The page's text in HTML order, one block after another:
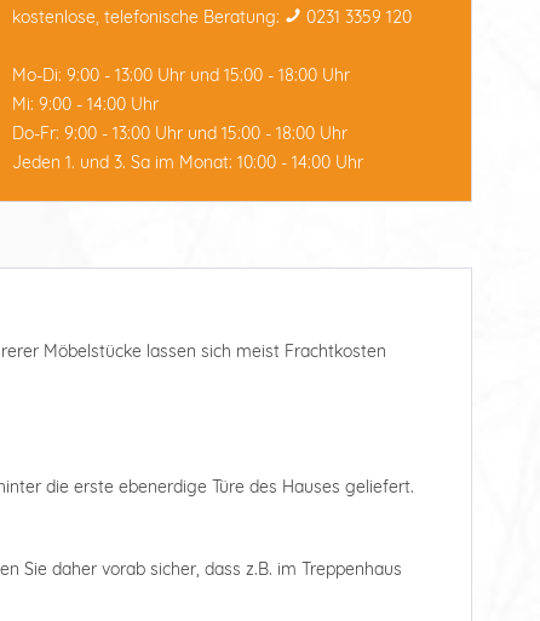
kostenlose, telefonische Beratung:
0231 3359 120
Mo-Di: 9:00 - 13:00 Uhr und 15:00 - 18:00 Uhr
Mi: 9:00 - 14:00 Uhr
Do-Fr: 9:00 - 13:00 Uhr und 15:00 - 18:00 Uhr
Jeden 1. und 3. Sa im Monat: 10:00 - 14:00 Uhr
Möbelstücke lassen sich meist Frachtkosten
die erste ebenerdige Türe des Hauses geliefert.
Sie daher vorab sicher, dass z.B. im Treppenhaus